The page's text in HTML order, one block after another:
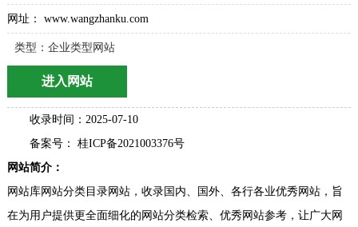
网址： www.wangzhanku.com
类型：企业类型网站
进入网站
收录时间：2025-07-10
备案号： 桂ICP备2021003376号
网站简介：
网站库网站分类目录网站，收录国内、国外、各行各业优秀网站，旨
在为用户提供更全面细化的网站分类检索、优秀网站参考，让广大网